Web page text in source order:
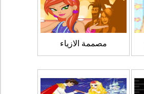
مصممة الازياء